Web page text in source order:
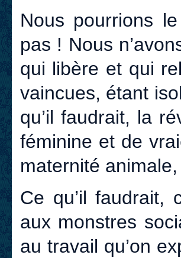
Nous pourrions
pas ! Nous
qui libère et qui
vaincues, étant
qu’il faudrait, la
féminine et de
maternité
Ce qu’il faudrait,
aux monstres
au travail qu’on